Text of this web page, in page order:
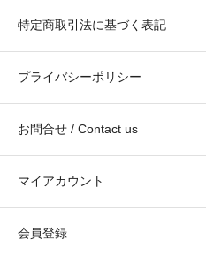
特定商取引法に基づく表記
プライバシーポリシー
お問合せ / Contact us
マイアカウント
会員登録